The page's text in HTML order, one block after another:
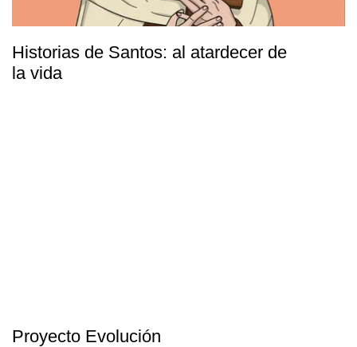
Historias de Santos: al atardecer de
la vida
Proyecto Evolución